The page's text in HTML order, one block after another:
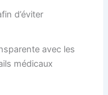
d’éviter
avec les
médicaux